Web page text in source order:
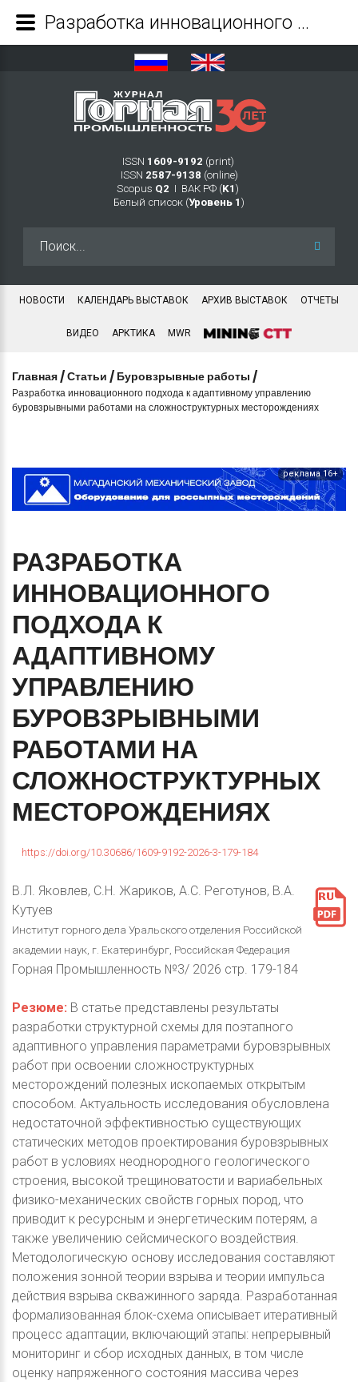
ISSN 1609-9192 (print)
ISSN 2587-9138 (online)
Scopus Q2 Ι ВАК РФ (K1 )
Белый список (Уровень 1 )
НОВОСТИ КАЛЕНДАРЬ ВЫСТАВОК АРХИВ ВЫСТАВОК ОТЧЕТЫ
ВИДЕО АРКТИКА MWR
Главная /Статьи / Буровзрывные работы /
Разработка инновационного подхода к адаптивному управлению
буровзрывными работами на сложноструктурных месторождениях
реклама 16+
РАЗРАБОТКА
ИННОВАЦИОННОГО
ПОДХОДА К
АДАПТИВНОМУ
УПРАВЛЕНИЮ
БУРОВЗРЫВНЫМИ
РАБОТАМИ НА
СЛОЖНОСТРУКТУРНЫХ
МЕСТОРОЖДЕНИЯХ
https://doi.org/10.30686/1609-9192-2026-3-179-184
В.Л. Яковлев, С.Н. Жариков, А.С. Реготунов, В.А.
Кутуев
Институт горного дела Уральского отделения Российской
академии наук, г. Екатеринбург, Российская Федерация
Горная Промышленность №3/ 2026 стр. 179-184
Резюме: В статье представлены результаты
разработки структурной схемы для поэтапного
адаптивного управления параметрами буровзрывных
работ при освоении сложноструктурных
месторождений полезных ископаемых открытым
способом. Актуальность исследования обусловлена
недостаточной эффективностью существующих
статических методов проектирования буровзрывных
работ в условиях неоднородного геологического
строения, высокой трещиноватости и вариабельных
физико-механических свойств горных пород, что
приводит к ресурсным и энергетическим потерям, а
также увеличению сейсмического воздействия.
Методологическую основу исследования составляют
положения зонной теории взрыва и теории импульса
действия взрыва скважинного заряда. Разработанная
формализованная блок-схема описывает итеративный
процесс адаптации, включающий этапы: непрерывный
мониторинг и сбор исходных данных, в том числе
оценку напряженного состояния массива через
Разработка инновационного подхода к адаптивному управлению буровзрывными работами на сложноструктурных месторождениях - Журнал Горная промышленность